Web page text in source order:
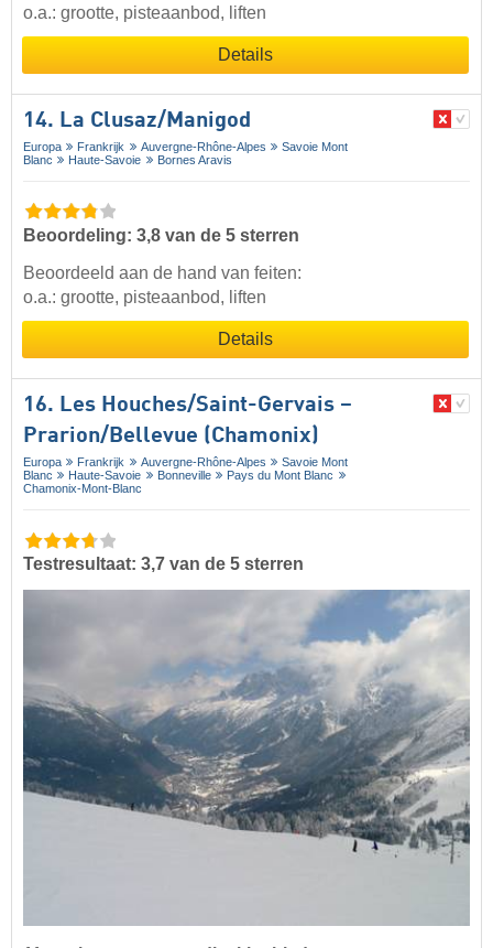
o.a.: grootte, pisteaanbod, liften
Details
14. La Clusaz/​Manigod
Europa Frankrijk Auvergne-Rhône-Alpes
Savoie Mont
Blanc
Haute-Savoie Bornes Aravis
Beoordeling: 3,8 van de 5 sterren
Beoordeeld aan de hand van feiten:
o.a.: grootte, pisteaanbod, liften
Details
16. Les Houches/​Saint-Gervais –
Prarion/​Bellevue (Chamonix)
Europa Frankrijk Auvergne-Rhône-Alpes
Savoie Mont
Blanc
Haute-Savoie Bonneville
Pays du Mont Blanc
Chamonix-Mont-Blanc
Testresultaat: 3,7 van de 5 sterren